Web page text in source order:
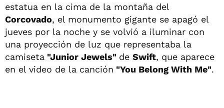
estatua en la cima de la montaña del
Corcovado, el monumento gigante se apagó el
jueves por la noche y se volvió a iluminar con
una proyección de luz que representaba la
camiseta "Junior Jewels" de Swift, que aparece
en el video de la canción "You Belong With Me".